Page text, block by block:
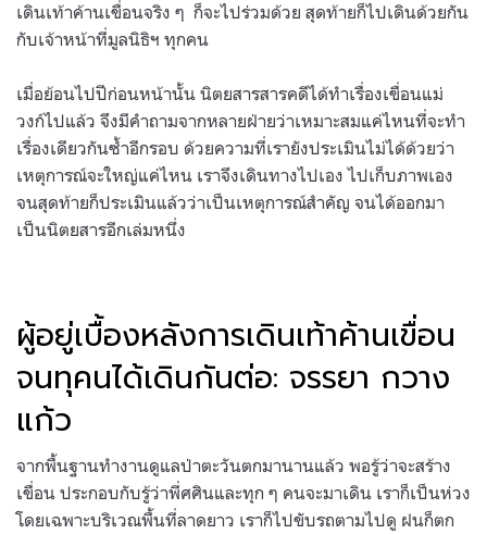
เดินเท้าค้านเขื่อนจริง ๆ ก็จะไปร่วมด้วย สุดท้ายก็ไปเดินด้วยกัน
กับเจ้าหน้าที่มูลนิธิฯ ทุกคน
เมื่อย้อนไปปีก่อนหน้านั้น นิตยสารสารคดีได้ทำเรื่องเขื่อนแม่
วงก์ไปแล้ว จึงมีคำถามจากหลายฝ่ายว่าเหมาะสมแค่ไหนที่จะทำ
เรื่องเดียวกันซ้ำอีกรอบ ด้วยความที่เรายังประเมินไม่ได้ด้วยว่า
เหตุการณ์จะใหญ่แค่ไหน เราจึงเดินทางไปเอง ไปเก็บภาพเอง
จนสุดท้ายก็ประเมินแล้วว่าเป็นเหตุการณ์สำคัญ จนได้ออกมา
เป็นนิตยสารอีกเล่มหนึ่ง
ผู้อยู่เบื้องหลังการเดินเท้าค้านเขื่อน
จนทุคนได้เดินกันต่อ: จรรยา กวาง
แก้ว
จากพื้นฐานทำงานดูแลป่าตะวันตกมานานแล้ว พอรู้ว่าจะสร้าง
เขื่อน ประกอบกับรู้ว่าพี่ศศินและทุก ๆ คนจะมาเดิน เราก็เป็นห่วง
โดยเฉพาะบริเวณพื้นที่ลาดยาว เราก็ไปขับรถตามไปดู ฝนก็ตก